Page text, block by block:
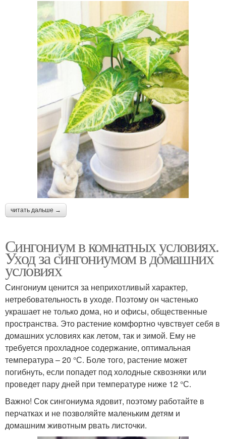
читать дальше →
Сингониум в комнатных условиях.
Уход за сингониумом в домашних
условиях
Сингониум ценится за неприхотливый характер,
нетребовательность в уходе. Поэтому он частенько
украшает не только дома, но и офисы, общественные
пространства. Это растение комфортно чувствует себя в
домашних условиях как летом, так и зимой. Ему не
требуется прохладное содержание, оптимальная
температура – 20 °С. Боле того, растение может
погибнуть, если попадет под холодные сквозняки или
проведет пару дней при температуре ниже 12 °С.
Важно! Сок сингониума ядовит, поэтому работайте в
перчатках и не позволяйте маленьким детям и
домашним животным рвать листочки.